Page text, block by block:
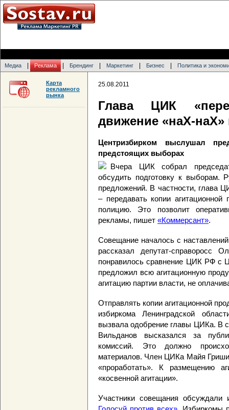
Медиа Реклама Брендинг Маркетинг Бизнес Политика и
25.08.2011
Глава ЦИК
движение «наХ-наХ»
Центризбирком выслушал
предстоящих выборах
Вчера ЦИК собрал
обсудить подготовку к выборам.
предложений. В частности, глава
– передавать копии
полицию. Это позволит
рекламы, пишет «Коммерсант».
Совещание началось с
рассказал депутат-
понравилось сравнение ЦИК РФ с
предложил всю агитационную
агитацию партии власти, не
Отправлять копии агитационной
избиркома Ленинградской
вызвала одобрение главы ЦИКа. В
Вильданов высказался за
комиссий. Это должно
материалов. Член ЦИКа Майя
«проработать». К размещению
«косвенной агитации».
Участники совещания
Карта
рекламного
рынка